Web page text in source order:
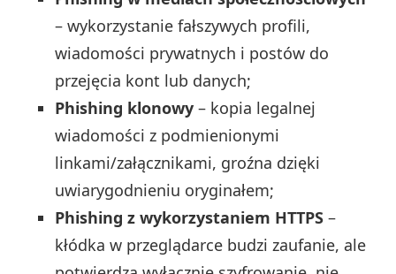
– wykorzystanie fałszywych profili,
wiadomości prywatnych i postów do
przejęcia kont lub danych;
Phishing klonowy – kopia legalnej
wiadomości z podmienionymi
linkami/załącznikami, groźna dzięki
uwiarygodnieniu oryginałem;
Phishing z wykorzystaniem HTTPS –
kłódka w przeglądarce budzi zaufanie, ale